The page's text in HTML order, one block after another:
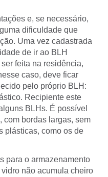
e, se necessário,
dificuldade que
Uma vez cadastrada
de ir ao BLH
feita na residência,
caso, deve ficar
pelo próprio BLH:
Recipiente este
BLHs. É possível
com bordas largas, sem
plásticas, como os de
para o armazenamento
não acumula cheiro